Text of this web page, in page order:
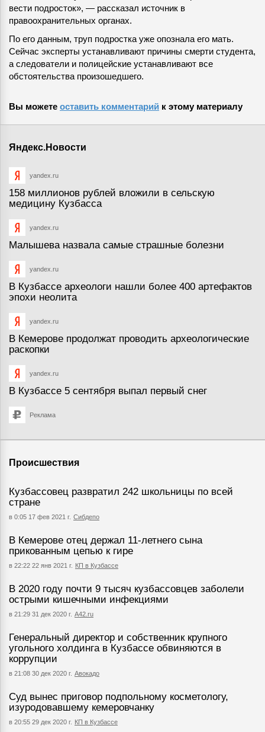
вести подросток», — рассказал источник в
правоохранительных органах.
По его данным, труп подростка уже опознала его мать.
Сейчас эксперты устанавливают причины смерти студента,
а следователи и полицейские устанавливают все
обстоятельства произошедшего.
Вы можете оставить комментарий к этому материалу
Яндекс.Новости
yandex.ru
158 миллионов рублей вложили в сельскую
медицину Кузбасса
yandex.ru
Малышева назвала самые страшные болезни
yandex.ru
В Кузбассе археологи нашли более 400 артефактов
эпохи неолита
yandex.ru
В Кемерове продолжат проводить археологические
раскопки
yandex.ru
В Кузбассе 5 сентября выпал первый снег
Реклама
Происшествия
Кузбассовец развратил 242 школьницы по всей
стране
в 0:05 17 фев 2021 г. Сибдепо
В Кемерове отец держал 11-летнего сына
прикованным цепью к гире
в 22:22 22 янв 2021 г. КП в Кузбассе
В 2020 году почти 9 тысяч кузбассовцев заболели
острыми кишечными инфекциями
в 21:29 31 дек 2020 г. А42.ru
Генеральный директор и собственник крупного
угольного холдинга в Кузбассе обвиняются в
коррупции
в 21:08 30 дек 2020 г. Авокадо
Суд вынес приговор подпольному косметологу,
изуродовавшему кемеровчанку
в 20:55 29 дек 2020 г. КП в Кузбассе